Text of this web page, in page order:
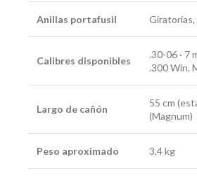
Anillas portafusil
Calibres disponibles
.30-06 · 7
.300 Win.
Largo de cañón
55 cm
(Magnum)
Peso aproximado 3,4 kg